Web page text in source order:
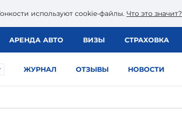
используют сookie-файлы. Что это значит?
АРЕНДА АВТО ВИЗЫ СТРАХОВКА
ЖУРНАЛ ОТЗЫВЫ НОВОСТИ